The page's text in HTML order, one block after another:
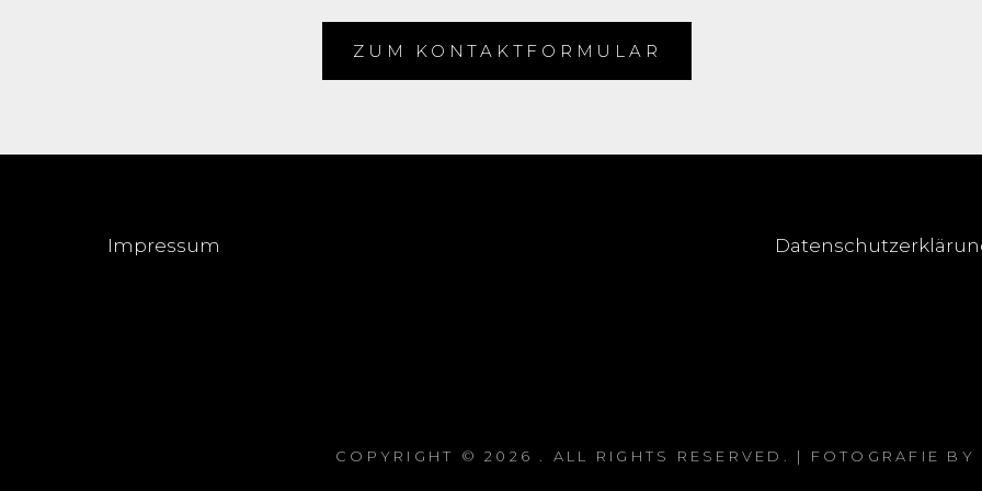
ZUM KONTAKTFORMULAR
Impressum
COPYRIGHT © 2026 . ALL RIGHTS RESERVED. | FOTOGRAFIE BY